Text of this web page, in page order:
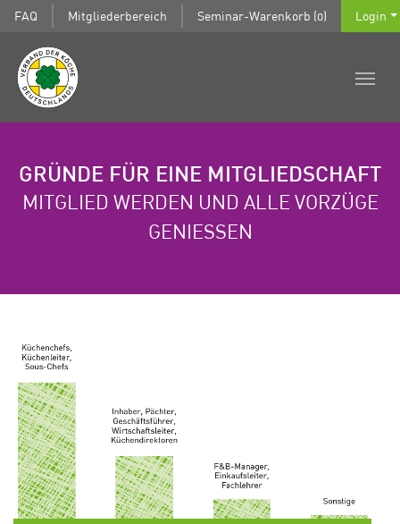
FAQ Mitgliederbereich Seminar-Warenkorb (0) Login
GRÜNDE FÜR EINE MITGLIEDSCHAFT
MITGLIED WERDEN UND ALLE VORZÜGE
GENIESSEN